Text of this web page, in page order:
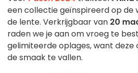
een collectie geïnspireerd op
de lente. Verkrijgbaar van 20
raden we je aan om vroeg te
gelimiteerde oplages, want
de smaak te vallen.